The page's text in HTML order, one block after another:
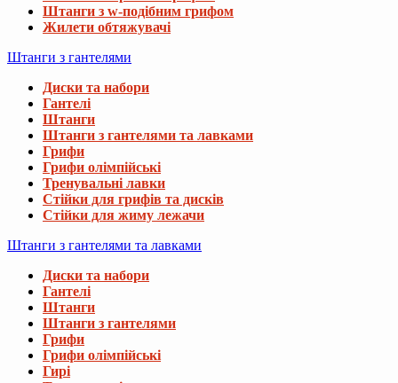
Штанги з w-подібним грифом
Жилети обтяжувачі
Штанги з гантелями
Диски та набори
Гантелі
Штанги
Штанги з гантелями та лавками
Грифи
Грифи олімпійські
Тренувальні лавки
Стійки для грифів та дисків
Стійки для жиму лежачи
Штанги з гантелями та лавками
Диски та набори
Гантелі
Штанги
Штанги з гантелями
Грифи
Грифи олімпійські
Гирі